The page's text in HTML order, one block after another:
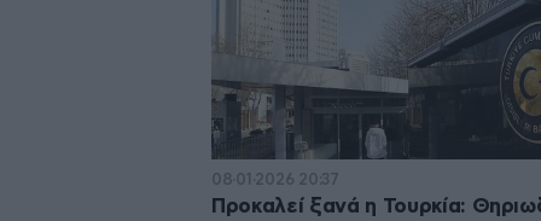
08·01·2026 20:37
Προκαλεί ξανά η Τουρκία: